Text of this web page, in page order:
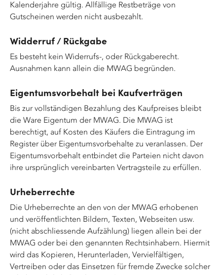
Kalenderjahre gültig. Allfällige Restbeträge von
Gutscheinen werden nicht ausbezahlt.
Widderruf / Rückgabe
Es besteht kein Widerrufs-, oder Rückgaberecht.
Ausnahmen kann allein die MWAG begründen.
Eigentumsvorbehalt bei Kaufverträgen
Bis zur vollständigen Bezahlung des Kaufpreises bleibt
die Ware Eigentum der MWAG. Die MWAG ist
berechtigt, auf Kosten des Käufers die Eintragung im
Register über Eigentumsvorbehalte zu veranlassen. Der
Eigentumsvorbehalt entbindet die Parteien nicht davon
ihre ursprünglich vereinbarten Vertragsteile zu erfüllen.
Urheberrechte
Die Urheberrechte an den von der MWAG erhobenen
und veröffentlichten Bildern, Texten, Webseiten usw.
(nicht abschliessende Aufzählung) liegen allein bei der
MWAG oder bei den genannten Rechtsinhabern. Hiermit
wird das Kopieren, Herunterladen, Vervielfältigen,
Vertreiben oder das Einsetzen für fremde Zwecke solcher